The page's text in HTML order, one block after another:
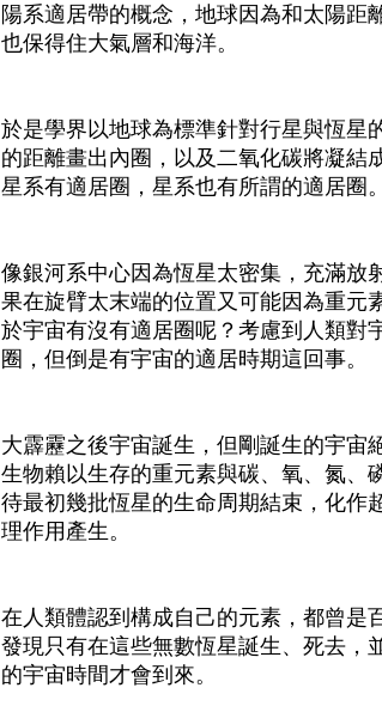
陽系適居帶的概念，地球因為和太陽距
也保得住大氣層和海洋。
於是學界以地球為標準針對行星與恆星
的距離畫出內圈，以及二氧化碳將凝結
星系有適居圈，星系也有所謂的適居圈。
像銀河系中心因為恆星太密集，充滿放
果在旋臂太末端的位置又可能因為重元
於宇宙有沒有適居圈呢？考慮到人類對
圈，但倒是有宇宙的適居時期這回事。
大霹靂之後宇宙誕生，但剛誕生的宇宙
生物賴以生存的重元素與碳、氧、氮、
待最初幾批恆星的生命周期結束，化作
理作用產生。
在人類體認到構成自己的元素，都曾是
發現只有在這些無數恆星誕生、死去，
的宇宙時間才會到來。